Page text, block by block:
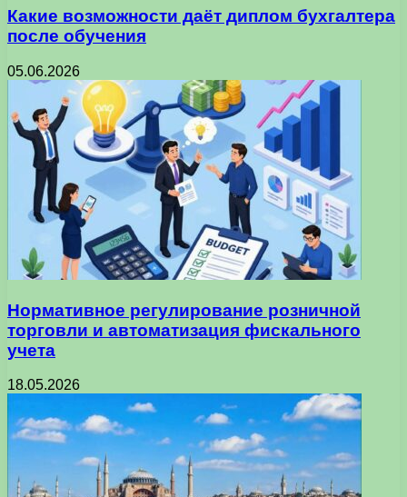
Какие возможности даёт диплом бухгалтера
после обучения
05.06.2026
Нормативное регулирование розничной
торговли и автоматизация фискального
учета
18.05.2026